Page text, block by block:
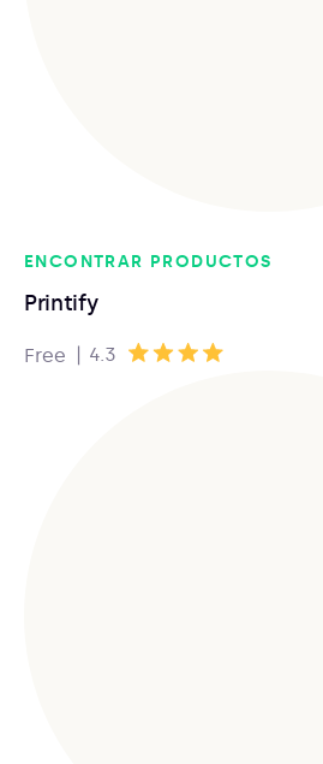
ENCONTRAR PRODUCTOS
Printify
Free | 4.3